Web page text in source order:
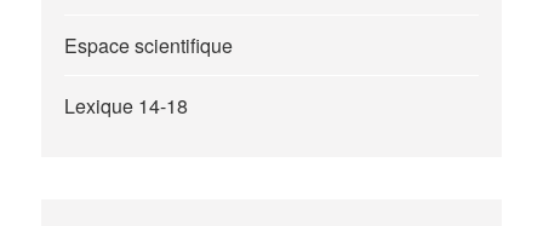
Espace scientifique
Lexique 14-18